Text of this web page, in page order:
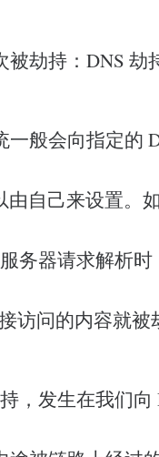
劫持：DNS 劫
般会向指定的
由自己来设置。
务器请求解析
访问的内容就被
，发生在我们